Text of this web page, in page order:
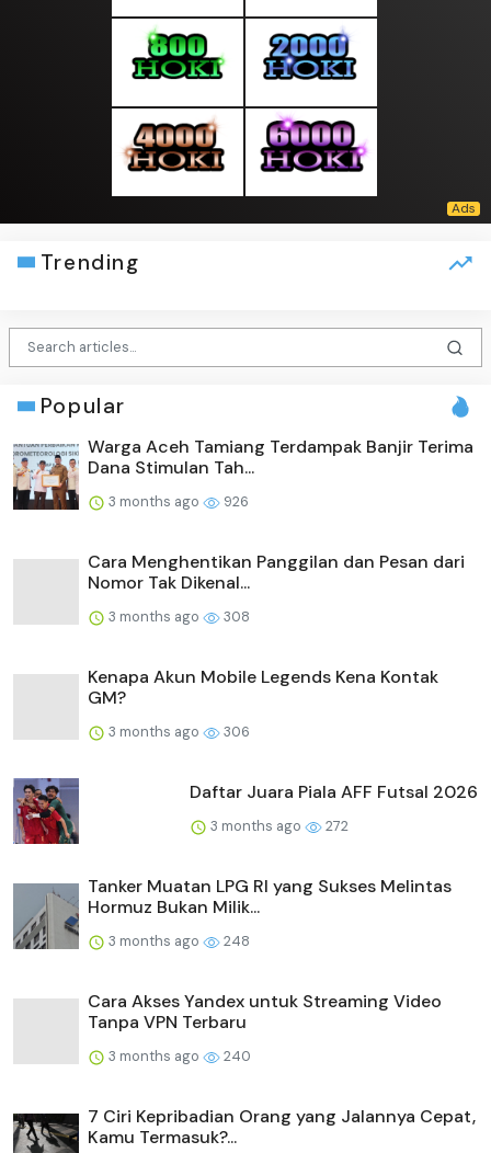
Trending
Popular
Warga Aceh Tamiang Terdampak Banjir Terima
Dana Stimulan Tah...
3 months ago 926
Cara Menghentikan Panggilan dan Pesan dari
Nomor Tak Dikenal...
3 months ago 308
Kenapa Akun Mobile Legends Kena Kontak
GM?
3 months ago 306
Daftar Juara Piala AFF Futsal 2026
3 months ago 272
Tanker Muatan LPG RI yang Sukses Melintas
Hormuz Bukan Milik...
3 months ago 248
Cara Akses Yandex untuk Streaming Video
Tanpa VPN Terbaru
3 months ago 240
7 Ciri Kepribadian Orang yang Jalannya Cepat,
Kamu Termasuk?...